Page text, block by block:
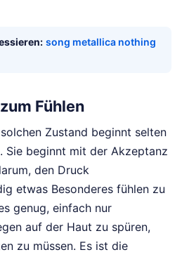
song metallica nothing
Fühlen
Zustand beginnt selten
Sie beginnt mit der Akzeptanz
den Druck
etwas Besonderes fühlen zu
genug, einfach nur
auf der Haut zu spüren,
zu müssen. Es ist die